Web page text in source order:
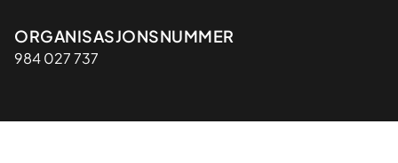
Organisasjon
ORGANISASJONSNUMMER
984 027 737